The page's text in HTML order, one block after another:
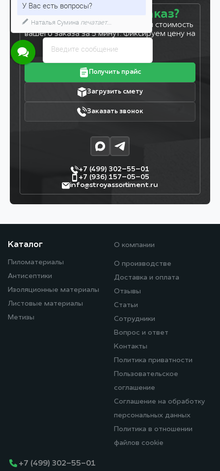
Готовы сделать заказ?
Оставьте заявку, и мы рассчитаем стоимость
вашего заказа за 5 минут. Фиксируем цену на
Получить прайс
Загрузить смету
Заказать звонок
+7 (499) 302–55–01
+7 (936) 157–05–05
info@stroyassortiment.ru
Каталог
Пиломатериалы
Антисептики
Изоляционные материалы
Листовые материалы
Метизы
О компании
О производстве
Доставка и оплата
Отзывы
Статьи
Сотрудники
Вопрос и ответ
Контакты
Политика приватности
Пользовательское
соглашение
Соглашение на обработку
персональных данных
Политика в отношении
файлов cookie
+7 (499) 302-55-01
Введите сообщение
У Вас есть вопросы?
Наталья Сумина печатает...